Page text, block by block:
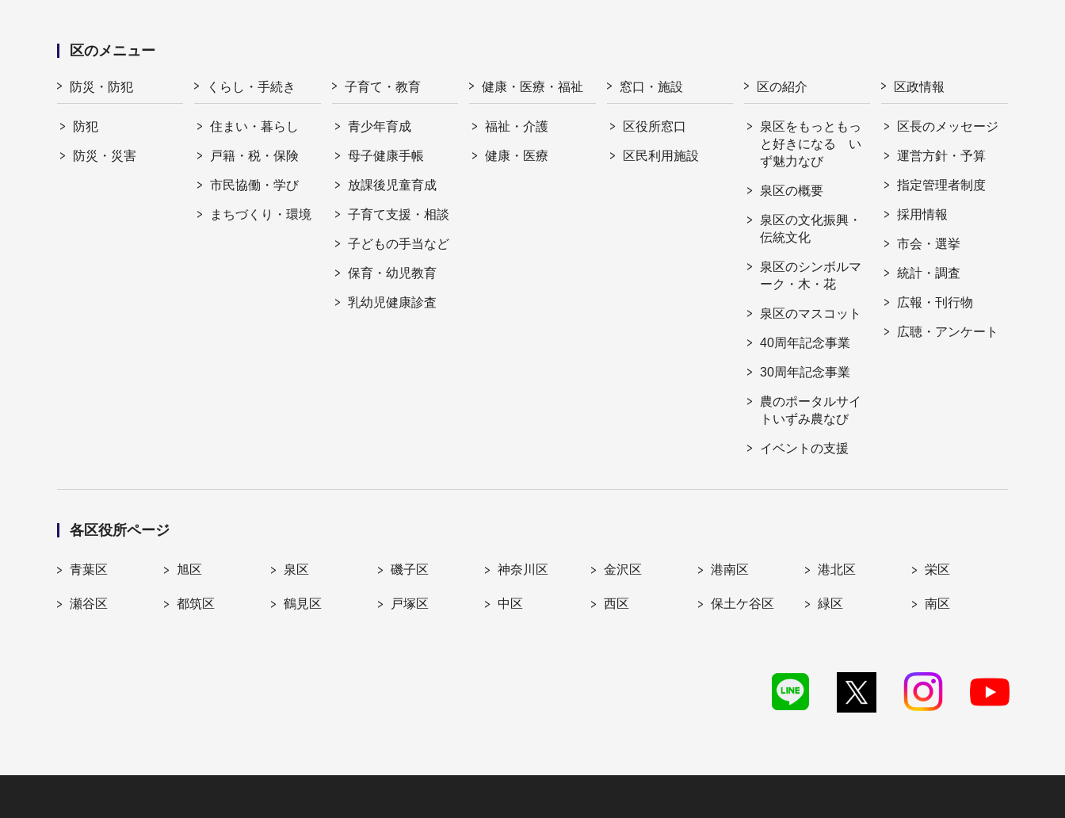
区のメニュー
防災・防犯
防犯
防災・災害
くらし・手続き
住まい・暮らし
戸籍・税・保険
市民協働・学び
まちづくり・環境
子育て・教育
青少年育成
母子健康手帳
放課後児童育成
子育て支援・相談
子どもの手当など
保育・幼児教育
乳幼児健康診査
健康・医療・福祉
福祉・介護
健康・医療
窓口・施設
区役所窓口
区民利用施設
区の紹介
泉区をもっともっ
と好きになる い
ず魅力なび
泉区の概要
泉区の文化振興・
伝統文化
泉区のシンボルマ
ーク・木・花
泉区のマスコット
40周年記念事業
30周年記念事業
農のポータルサイ
トいずみ農なび
イベントの支援
区政情報
区長のメッセージ
運営方針・予算
指定管理者制度
採用情報
市会・選挙
統計・調査
広報・刊行物
広聴・アンケート
各区役所ページ
青葉区 旭区 泉区 磯子区 神奈川区 金沢区 港南区 港北区 栄区
瀬谷区 都筑区 鶴見区 戸塚区 中区 西区 保土ケ谷区 緑区 南区